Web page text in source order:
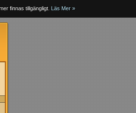
finnas tillgängligt. Läs Mer »